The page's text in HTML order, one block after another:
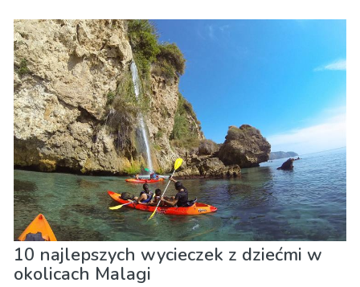
10 najlepszych wycieczek z dziećmi w
okolicach Malagi